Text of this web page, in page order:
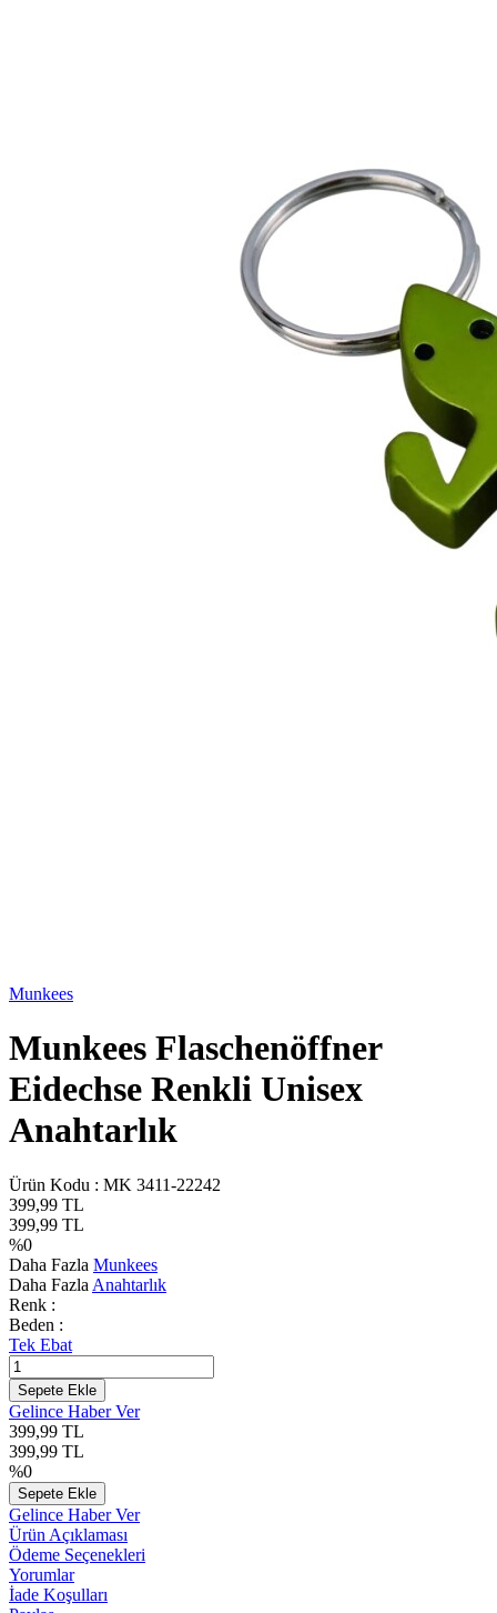
Munkees
Munkees Flaschenöffner
Eidechse Renkli Unisex
Anahtarlık
Ürün Kodu : MK 3411-22242
399,99 TL
399,99 TL
%0
Daha Fazla Munkees
Daha Fazla Anahtarlık
Renk :
Beden :
Tek Ebat
Sepete Ekle
Gelince Haber Ver
399,99 TL
399,99 TL
%0
Sepete Ekle
Gelince Haber Ver
Ürün Açıklaması
Ödeme Seçenekleri
Yorumlar
İade Koşulları